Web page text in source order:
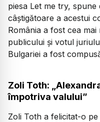
piesa Let me try,
câștigătoare a acestui
România a fost cea
publicului și votul
Bulgariei a fost
Zoli Toth:
împotriva valului”
Zoli Toth a felicitat-o pe